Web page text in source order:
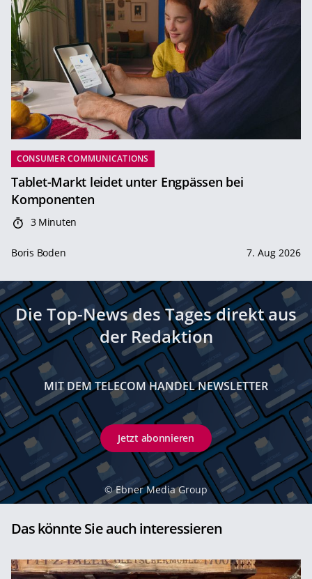
CONSUMER COMMUNICATIONS
Tablet-Markt leidet unter Engpässen bei
Komponenten
3 Minuten
Boris Boden 7. Aug 2026
Die Top-News des Tages direkt aus
der Redaktion
MIT DEM TELECOM HANDEL NEWSLETTER
Jetzt abonnieren
© Ebner Media Group
Das könnte Sie auch interessieren